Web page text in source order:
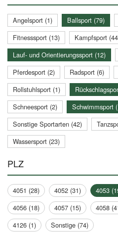
Angelsport (1) Ballsport (79)
Fitnesssport (13)
Kampfsport
Lauf- und Orientierungssport (12)
Pferdesport (2)
Radsport (6)
Rollstuhlsport (1)
Schneesport (2)
Schwimmsport
Sonstige Sportarten (42)
Wassersport (23)
PLZ
4051 (28) 4052 (31) 4053
4056 (18)
4057 (15) 4058
4126 (1)
Sonstige (74)